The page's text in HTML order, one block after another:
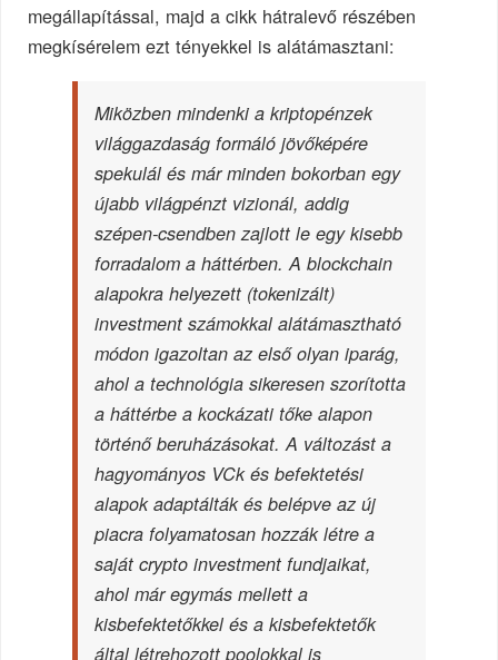
megállapítással, majd a cikk hátralevő részében
megkísérelem ezt tényekkel is alátámasztani:
Miközben mindenki a kriptopénzek
világgazdaság formáló jövőképére
spekulál és már minden bokorban egy
újabb világpénzt vizionál, addig
szépen-csendben zajlott le egy kisebb
forradalom a háttérben. A blockchain
alapokra helyezett (tokenizált)
investment számokkal alátámasztható
módon igazoltan az első olyan iparág,
ahol a technológia sikeresen szorította
a háttérbe a kockázati tőke alapon
történő beruházásokat. A változást a
hagyományos VCk és befektetési
alapok adaptálták és belépve az új
piacra folyamatosan hozzák létre a
saját crypto investment fundjaikat,
ahol már egymás mellett a
kisbefektetőkkel és a kisbefektetők
által létrehozott poolokkal is